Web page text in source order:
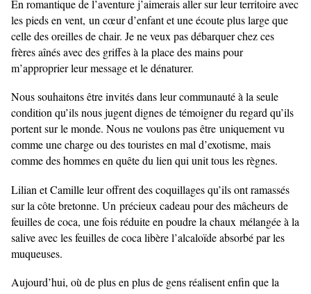
En romantique de l’aventure j’aimerais aller sur leur territoire avec
les pieds en vent, un cœur d’enfant et une écoute plus large que
celle des oreilles de chair. Je ne veux pas débarquer chez ces
frères aînés avec des griffes à la place des mains pour
m’approprier leur message et le dénaturer.
Nous souhaitons être invités dans leur communauté à la seule
condition qu’ils nous jugent dignes de témoigner du regard qu’ils
portent sur le monde. Nous ne voulons pas être uniquement vu
comme une charge ou des touristes en mal d’exotisme, mais
comme des hommes en quête du lien qui unit tous les règnes.
Lilian et Camille leur offrent des coquillages qu’ils ont ramassés
sur la côte bretonne. Un précieux cadeau pour des mâcheurs de
feuilles de coca, une fois réduite en poudre la chaux mélangée à la
salive avec les feuilles de coca libère l’alcaloïde absorbé par les
muqueuses.
Aujourd’hui, où de plus en plus de gens réalisent enfin que la